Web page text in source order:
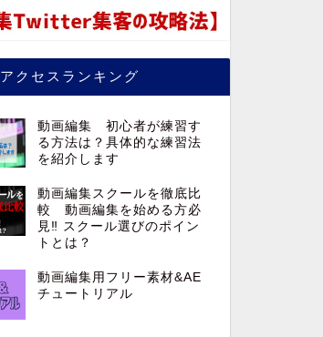
アクセスランキング
動画編集 初心者が練習す
る方法は？具体的な練習法
を紹介します
動画編集スクールを徹底比
較 動画編集を始める方必
見‼︎ スクール選びのポイン
トとは？
動画編集用フリー素材&AE
チュートリアル